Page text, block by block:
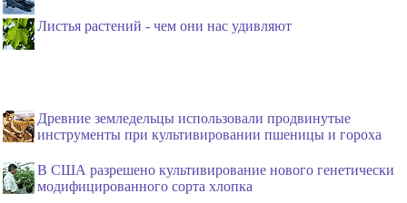
Листья растений - чем они нас удивляют
Древние земледельцы использовали продвинутые
инструменты при культивировании пшеницы и гороха
В США разрешено культивирование нового генетически
модифицированного сорта хлопка